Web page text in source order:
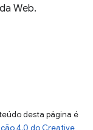
Web.
desta página é
4.0 do Creative